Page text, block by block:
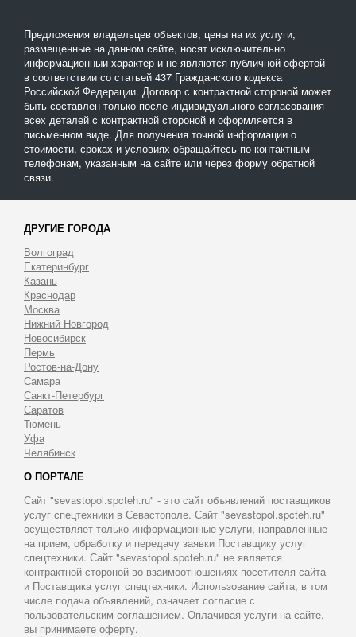
Предложения владельцев объектов, цены на их услуги,
размещенные на данном сайте, носят исключительно
информационныи характер и не являются публичной офертой
в соответствии со статьей 437 Гражданского кодекса
Российской Федерации. Договор с контрактной стороной может
быть составлен только после индивидуального согласования
всех деталей с контрактной стороной и оформляется в
письменном виде. Для получения точной информации о
стоимости, сроках и условиях обращайтесь по контактным
телефонам, указанным на сайте или через форму обратной
связи.
ДРУГИЕ ГОРОДА
Волгоград
Екатеринбург
Казань
Краснодар
Москва
Нижний Новгород
Новосибирск
Пермь
Ростов-на-Дону
Самара
Санкт-Петербург
Саратов
Тюмень
Уфа
Челябинск
О ПОРТАЛЕ
Сайт "sevastopol.spcteh.ru" - это сайт объявлений поставщиков
услуг спецтехники в Севастополе. Сайт "sevastopol.spcteh.ru"
осуществляет только информационные услуги, направленные
на прием, обработку и передачу заявки Поставщику услуг
спецтехники. Сайт "sevastopol.spcteh.ru" не является
контрактной стороной во взаимоотношениях посетителя сайта
и Поставщика услуг спецтехники. Использование сайта, в том
числе подача объявлений, означает согласие с
пользовательским соглашением. Оплачивая услуги на сайте,
вы принимаете оферту.